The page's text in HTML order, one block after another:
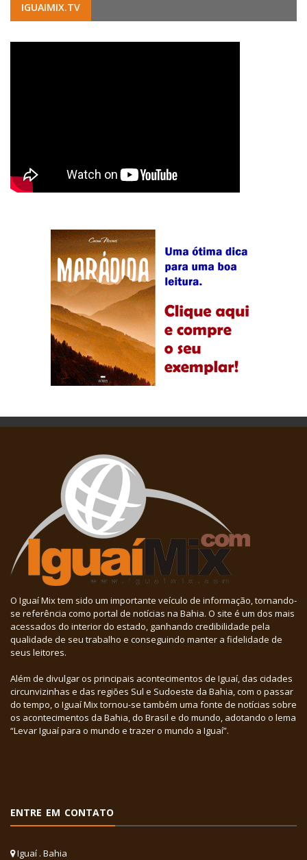
IGUAIMIX.TV
O Iguaí Mix tem sido um importante veículo de informação, tornando-
se referência como portal de notícias na Bahia. O site é um dos mais
acessados do interior do estado, ganhando credibilidade pela
qualidade de seu trabalho e conseguindo manter a fidelidade de
seus leitores.
Além de divulgar os principais acontecimentos de Iguaí, das cidades
circunvizinhas e das regiões Sul e Sudoeste da Bahia, com o passar
do tempo, o Iguaí Mix tornou-se também uma fonte de notícias sobre
os acontecimentos da Bahia, do Brasil e do mundo, adotando o lema
“Levar Iguaí para o mundo e trazer o mundo a Iguaí”.
ENTRE EM CONTATO
Iguaí . Bahia